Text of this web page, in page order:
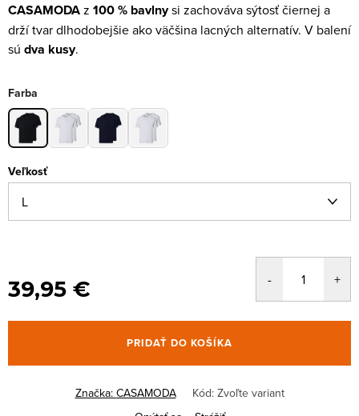
CASAMODAz 100 % bavlnysi zachováva sýtosť čiernej a
drží tvar dlhodobejšie ako väčšina lacných alternatív. V balení
sú dva kusy.
Farba
Veľkosť
39,95 €
PRIDAŤ DO KOŠÍKA
Značka: CASAMODA Kód: Zvoľte variant